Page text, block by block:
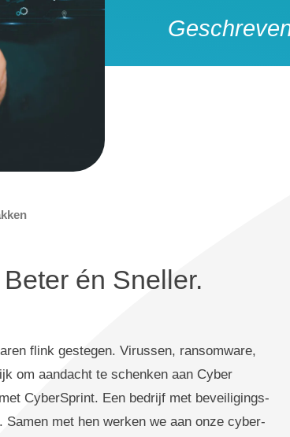
én Sneller.
flink gestegen. Virussen, ransomware,
om aandacht te schenken aan Cyber
CyberSprint. Een bedrijf met beveiligings-
met hen werken we aan onze cyber-